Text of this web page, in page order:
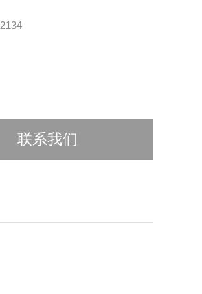
2134
联系我们